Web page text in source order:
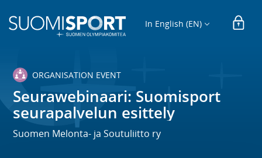
In English (EN)
ORGANISATION EVENT
Seurawebinaari: Suomisport
seurapalvelun esittely
Suomen Melonta- ja Soutuliitto ry